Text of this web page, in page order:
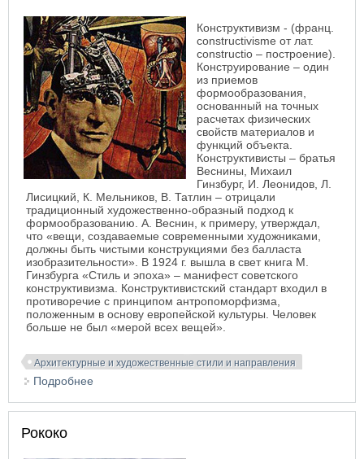
Конструктивизм - (франц.
constructivisme от лат.
constructio – построение).
Конструирование – один
из приемов
формообразования,
основанный на точных
расчетах физических
свойств материалов и
функций объекта.
Конструктивисты – братья
Веснины, Михаил
Гинзбург, И. Леонидов, Л.
Лисицкий, К. Мельников, В. Татлин – отрицали
традиционный художественно-образный подход к
формообразованию. А. Веснин, к примеру, утверждал,
что «вещи, создаваемые современными художниками,
должны быть чистыми конструкциями без балласта
изобразительности». В 1924 г. вышла в свет книга М.
Гинзбурга «Стиль и эпоха» – манифест советского
конструктивизма. Конструктивистский стандарт входил в
противоречие с принципом антропоморфизма,
положенным в основу европейской культуры. Человек
больше не был «мерой всех вещей».
Архитектурные и художественные стили и направления
Подробнее
Рококо